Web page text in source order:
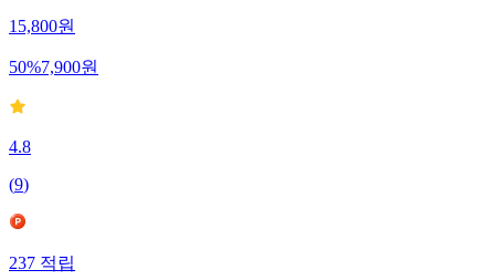
15,800원
50%7,900원
4.8
(9)
237적립